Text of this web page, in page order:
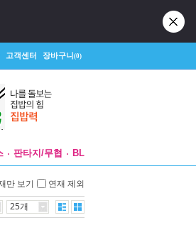
고객센터 장바구니(0)
판타지/무협 BL
만 보기 연재 제외
25개